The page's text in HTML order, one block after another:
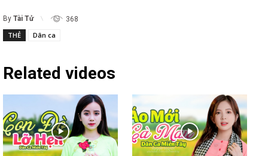
By Tài Tử 368
THẺ Dân ca
Related videos